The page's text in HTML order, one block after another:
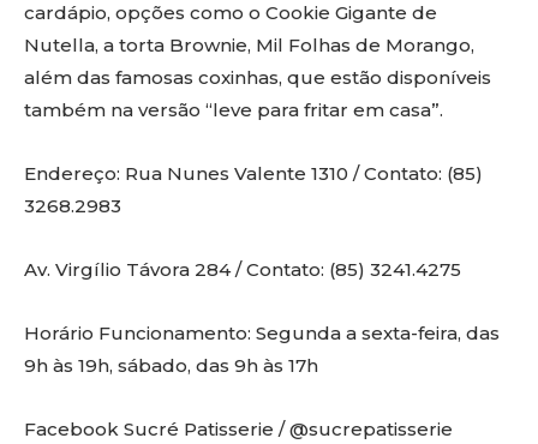
cardápio, opções como o Cookie Gigante de
Nutella, a torta Brownie, Mil Folhas de Morango,
além das famosas coxinhas, que estão disponíveis
também na versão “leve para fritar em casa”.
Endereço: Rua Nunes Valente 1310 / Contato: (85)
3268.2983
Av. Virgílio Távora 284 / Contato: (85) 3241.4275
Horário Funcionamento: Segunda a sexta-feira, das
9h às 19h, sábado, das 9h às 17h
Facebook Sucré Patisserie / @sucrepatisserie